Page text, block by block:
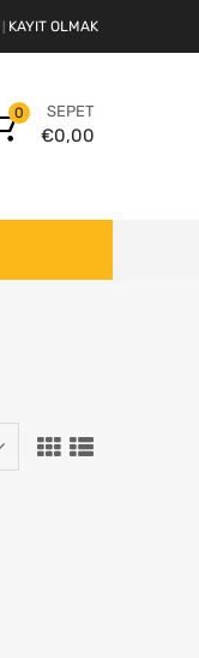
KAYIT OLMAK
SEPET
€0,00
0